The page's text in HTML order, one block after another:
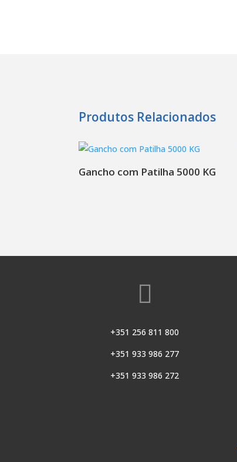
Produtos Relacionados
Gancho com Patilha 5000 KG

+351 256 811 800
+351 933 986 277
+351 933 986 272